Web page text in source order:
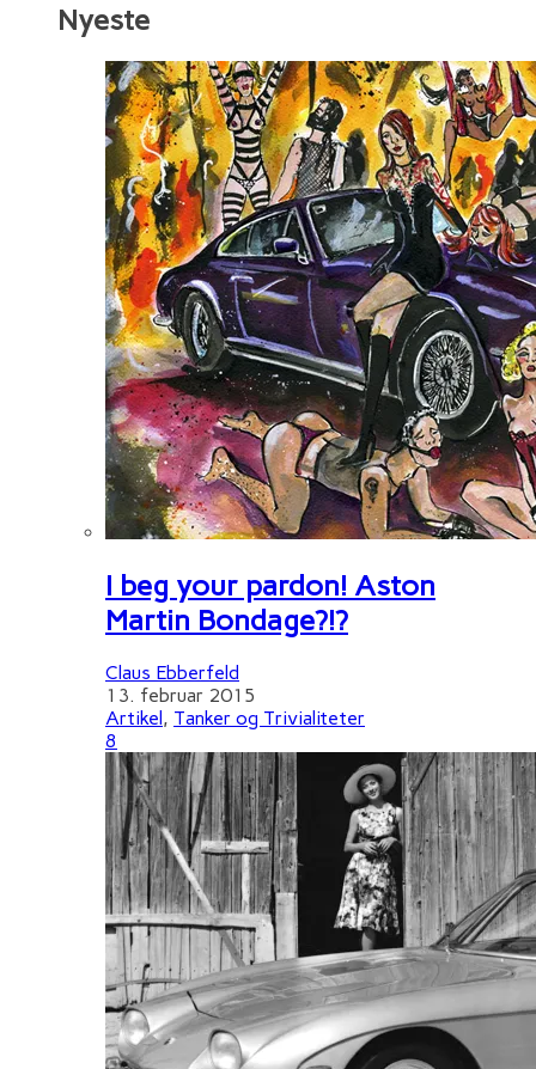
Nyeste
I beg your pardon! Aston
Martin Bondage?!?
Claus Ebberfeld
13. februar 2015
Artikel, Tanker og Trivialiteter
8